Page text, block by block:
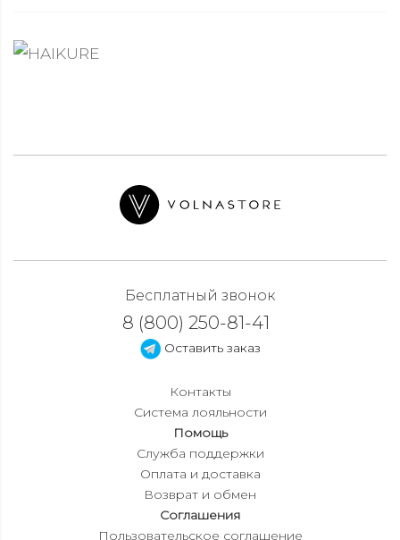
Бесплатный звонок
8 (800) 250-81-41
Оставить заказ
Контакты
Система лояльности
Помощь
Служба поддержки
Оплата и доставка
Возврат и обмен
Соглашения
Пользовательское соглашение